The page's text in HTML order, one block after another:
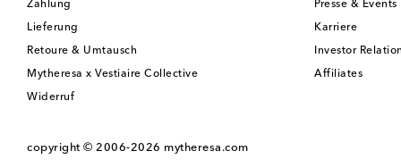
Zahlung
Lieferung
Retoure & Umtausch
Mytheresa x Vestiaire Collective
Widerruf
Presse & Events
Karriere
Investor
Affiliates
copyright © 2006-2026 mytheresa.com